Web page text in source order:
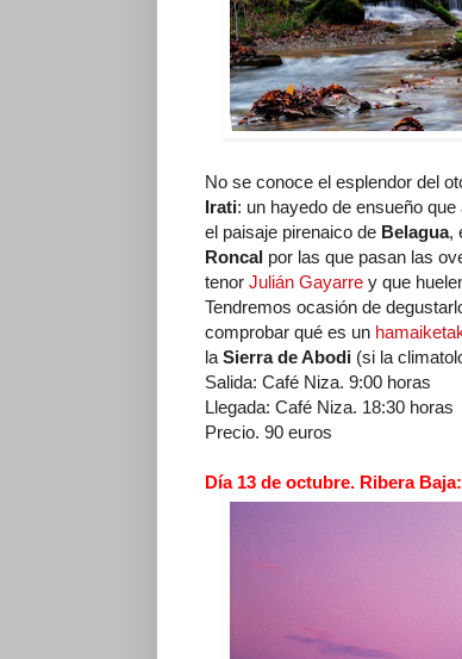
No se conoce el esplendor del
Irati: un hayedo de ensueño
el paisaje pirenaico de Belagua,
Roncal por las que pasan las
tenor Julián Gayarre y que
Tendremos ocasión de
comprobar qué es un
la Sierra de Abodi (si la
Salida: Café Niza. 9:00 horas
Llegada: Café Niza. 18:30 horas
Precio. 90 euros
Día 13 de octubre. Ribera